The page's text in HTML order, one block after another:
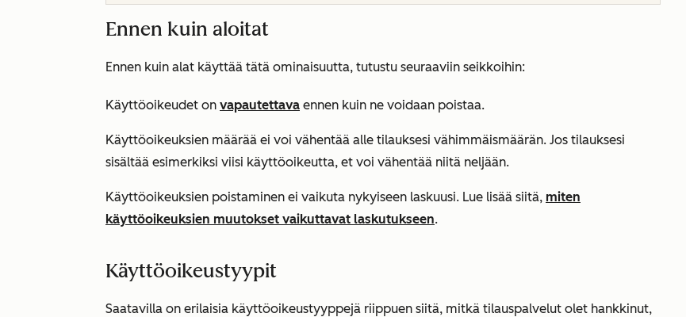
Ennen kuin aloitat
Ennen kuin alat käyttää tätä ominaisuutta, tutustu seuraaviin seikkoihin:
Käyttöoikeudet on vapautettava ennen kuin ne voidaan poistaa.
Käyttöoikeuksien määrää ei voi vähentää alle tilauksesi vähimmäismäärän. Jos tilauksesi
sisältää esimerkiksi viisi käyttöoikeutta, et voi vähentää niitä neljään.
Käyttöoikeuksien poistaminen ei vaikuta nykyiseen laskuusi. Lue lisää siitä, miten
käyttöoikeuksien muutokset vaikuttavat laskutukseen.
Käyttöoikeustyypit
Saatavilla on erilaisia käyttöoikeustyyppejä riippuen siitä, mitkä tilauspalvelut olet hankkinut,